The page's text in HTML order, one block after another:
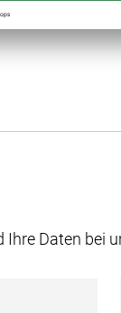
Daten bei